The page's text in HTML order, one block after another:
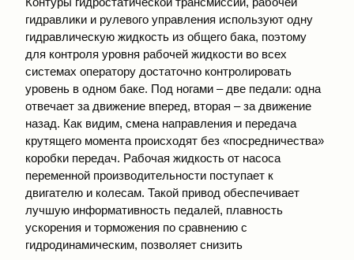
гидравлики и рулевого управления используют одну
гидравлическую жидкость из общего бака, поэтому
для контроля уровня рабочей жидкости во всех
системах оператору достаточно контролировать
уровень в одном баке. Под ногами – две педали: одна
отвечает за движение вперед, вторая – за движение
назад. Как видим, смена направления и передача
крутящего момента происходят без «посредничества»
коробки передач. Рабочая жидкость от насоса
переменной производительности поступает к
двигателю и колесам. Такой привод обеспечивает
лучшую информативность педалей, плавность
ускорения и торможения по сравнению с
гидродинамическим, позволяет снизить